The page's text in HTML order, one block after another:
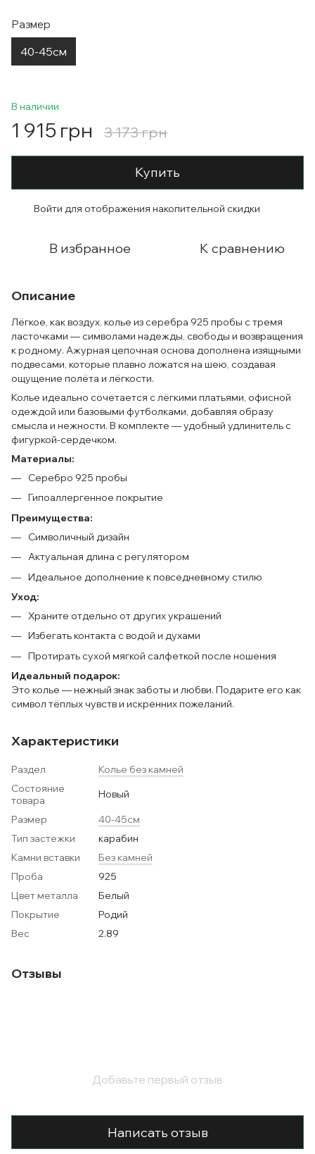
Размер
40-45см
В наличии
1 915 грн 3 173 грн
Купить
Войти для отображения накопительной скидки
В избранное К сравнению
Описание
Лёгкое, как воздух, колье из серебра 925 пробы с тремя
ласточками — символами надежды, свободы и возвращения
к родному. Ажурная цепочная основа дополнена изящными
подвесами, которые плавно ложатся на шею, создавая
ощущение полёта и лёгкости.
Колье идеально сочетается с лёгкими платьями, офисной
одеждой или базовыми футболками, добавляя образу
смысла и нежности. В комплекте — удобный удлинитель с
фигуркой-сердечком.
Материалы:
Серебро 925 пробы
Гипоаллергенное покрытие
Преимущества:
Символичный дизайн
Актуальная длина с регулятором
Идеальное дополнение к повседневному стилю
Уход:
Храните отдельно от других украшений
Избегать контакта с водой и духами
Протирать сухой мягкой салфеткой после ношения
Идеальный подарок:
Это колье — нежный знак заботы и любви. Подарите его как
символ тёплых чувств и искренних пожеланий.
Характеристики
Раздел
Колье без камней
Состояние
товара
Новый
Размер
40-45см
Тип застежки
карабин
Камни вставки
Без камней
Проба
925
Цвет металла
Белый
Покрытие
Родий
Вес
2.89
Отзывы
Добавьте первый отзыв
Написать отзыв